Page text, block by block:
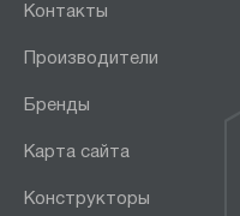
Контакты
Производители
Бренды
Карта сайта
Конструкторы